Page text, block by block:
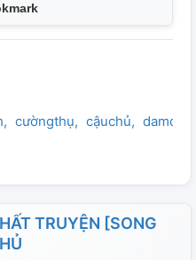
cườngthụ cậuchủ
TRUYỆN [SONG